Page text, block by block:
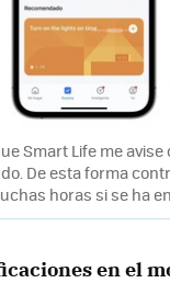
Smart Life me avise
De esta forma
horas si se ha
en el